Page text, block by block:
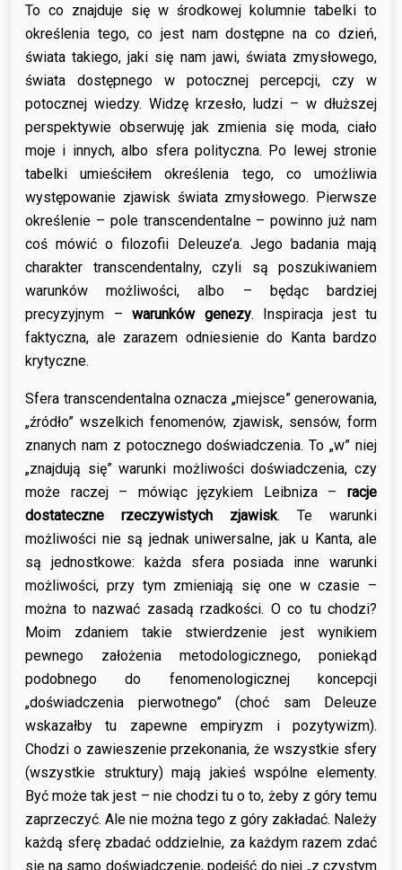
To co znajduje się w środkowej kolumnie tabelki to
określenia tego, co jest nam dostępne na co dzień,
świata takiego, jaki się nam jawi, świata zmysłowego,
świata dostępnego w potocznej percepcji, czy w
potocznej wiedzy. Widzę krzesło, ludzi – w dłuższej
perspektywie obserwuję jak zmienia się moda, ciało
moje i innych, albo sfera polityczna. Po lewej stronie
tabelki umieściłem określenia tego, co umożliwia
występowanie zjawisk świata zmysłowego. Pierwsze
określenie – pole transcendentalne – powinno już nam
coś mówić o filozofii Deleuze’a. Jego badania mają
charakter transcendentalny, czyli są poszukiwaniem
warunków możliwości, albo – będąc bardziej
precyzyjnym – warunków genezy. Inspiracja jest tu
faktyczna, ale zarazem odniesienie do Kanta bardzo
krytyczne.
Sfera transcendentalna oznacza „miejsce” generowania,
„źródło” wszelkich fenomenów, zjawisk, sensów, form
znanych nam z potocznego doświadczenia. To „w” niej
„znajdują się” warunki możliwości doświadczenia, czy
może raczej – mówiąc językiem Leibniza – racje
dostateczne rzeczywistych zjawisk. Te warunki
możliwości nie są jednak uniwersalne, jak u Kanta, ale
są jednostkowe: każda sfera posiada inne warunki
możliwości, przy tym zmieniają się one w czasie –
można to nazwać zasadą rzadkości. O co tu chodzi?
Moim zdaniem takie stwierdzenie jest wynikiem
pewnego założenia metodologicznego, poniekąd
podobnego do fenomenologicznej koncepcji
„doświadczenia pierwotnego” (choć sam Deleuze
wskazałby tu zapewne empiryzm i pozytywizm).
Chodzi o zawieszenie przekonania, że wszystkie sfery
(wszystkie struktury) mają jakieś wspólne elementy.
Być może tak jest – nie chodzi tu o to, żeby z góry temu
zaprzeczyć. Ale nie można tego z góry zakładać. Należy
każdą sferę zbadać oddzielnie, za każdym razem zdać
się na samo doświadczenie, podejść do niej „z czystym